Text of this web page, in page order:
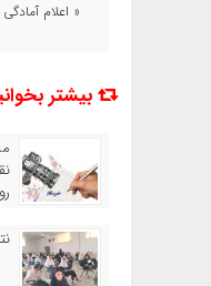
« اعلام
بیشتر